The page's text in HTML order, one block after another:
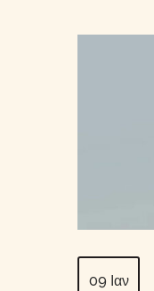
09 Ιαν